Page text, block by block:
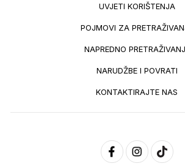
UVJETI KORIŠTENJA
POJMOVI ZA
NAPREDNO
NARUDŽBE I POVRATI
KONTAKTIRAJTE NAS